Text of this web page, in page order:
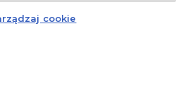
Czat z doradcą
cookie